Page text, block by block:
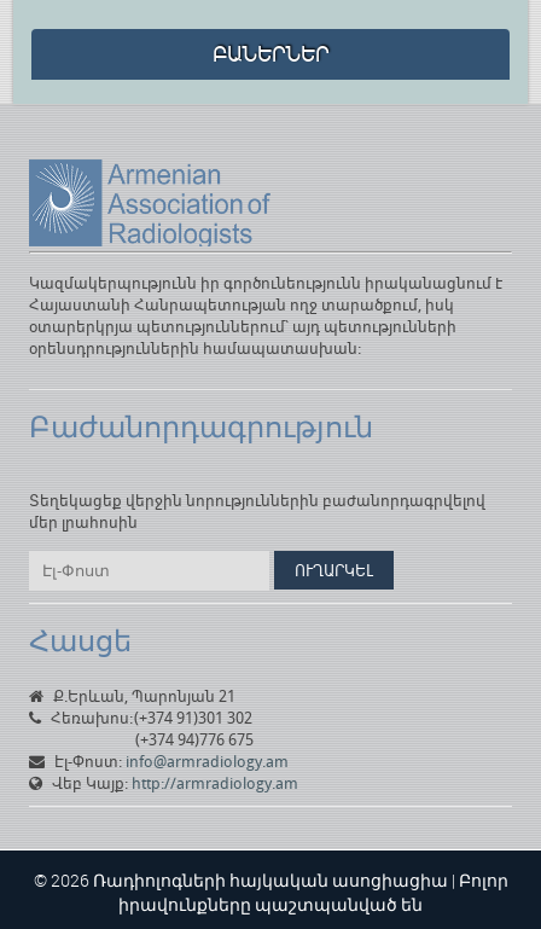
ԲԱՆԵՐՆԵՐ
Կազմակերպությունն իր գործունեությունն իրականացնում է
Հայաստանի Հանրապետության ողջ տարածքում, իսկ
օտարերկրյա պետություններում՝ այդ պետությունների
օրենսդրություններին համապատասխան։
Բաժանորդագրություն
Տեղեկացեք վերջին նորություններին բաժանորդագրվելով
մեր լրահոսին
Հասցե
Ք․Երևան, Պարոնյան 21
Հեռախոս:(+374 91)301 302
(+374 94)776 675
Էլ-Փոստ:info@armradiology.am
Վեբ Կայք: http://armradiology.am
© 2026 Ռադիոլոգների հայկական ասոցիացիա | Բոլոր
իրավունքները պաշտպանված են